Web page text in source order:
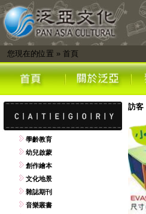
您現在的位置 » 首頁
學齡教育
幼兒啟蒙
創作繪本
文化地景
雜誌期刊
音樂叢書
訪客